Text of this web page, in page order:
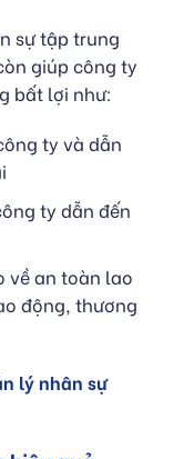
sự tập trung
giúp công ty
bất lợi như:
ty và dẫn
ty dẫn đến
về an toàn lao
động, thương
lý nhân sự